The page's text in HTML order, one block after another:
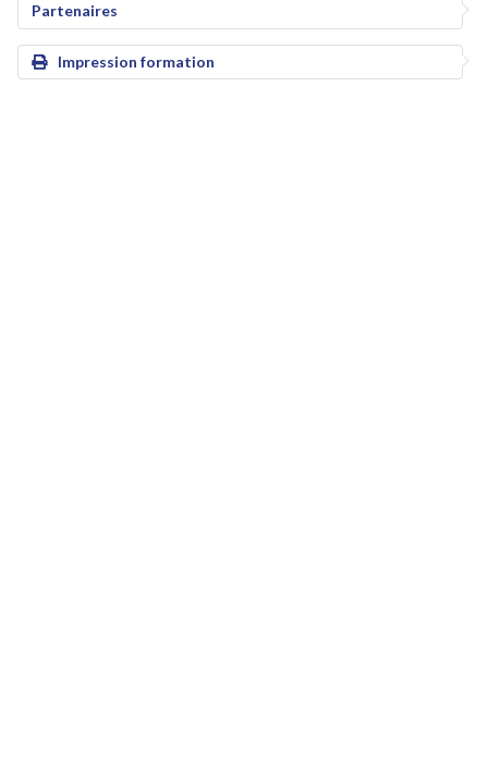
Partenaires
Impression formation